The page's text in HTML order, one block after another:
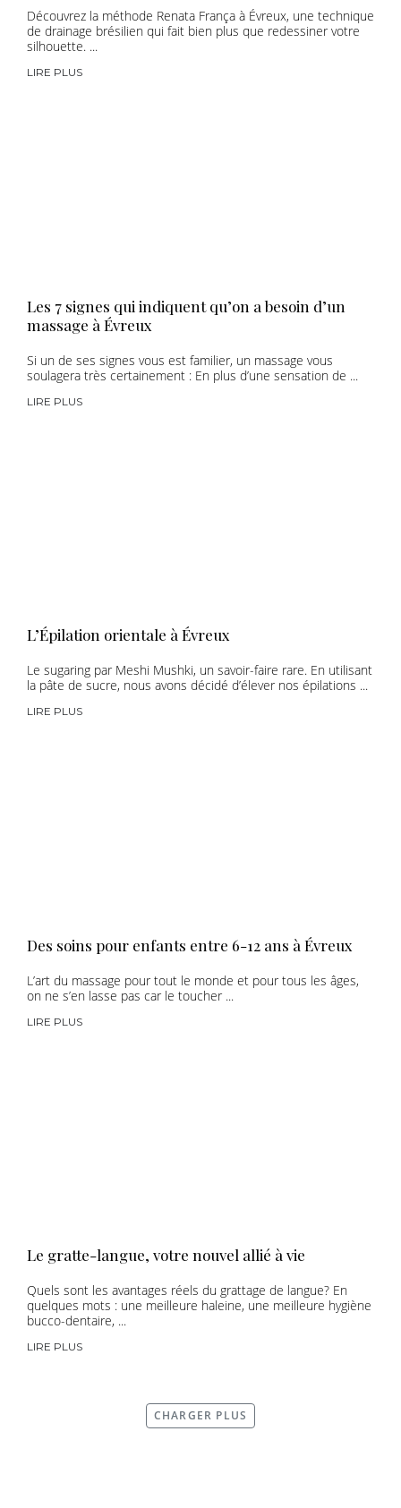
Découvrez la méthode Renata França à Évreux, une technique
de drainage brésilien qui fait bien plus que redessiner votre
silhouette. ...
LIRE PLUS
Les 7 signes qui indiquent qu’on a besoin d’un
massage à Évreux
Si un de ses signes vous est familier, un massage vous
soulagera très certainement : En plus d’une sensation de ...
LIRE PLUS
L’Épilation orientale à Évreux
Le sugaring par Meshi Mushki, un savoir-faire rare. En utilisant
la pâte de sucre, nous avons décidé d’élever nos épilations ...
LIRE PLUS
Des soins pour enfants entre 6-12 ans à Évreux
L’art du massage pour tout le monde et pour tous les âges,
on ne s’en lasse pas car le toucher ...
LIRE PLUS
Le gratte-langue, votre nouvel allié à vie
Quels sont les avantages réels du grattage de langue? En
quelques mots : une meilleure haleine, une meilleure hygiène
bucco-dentaire, ...
LIRE PLUS
CHARGER PLUS